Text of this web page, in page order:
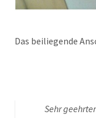
Das beiliegende
Sehr